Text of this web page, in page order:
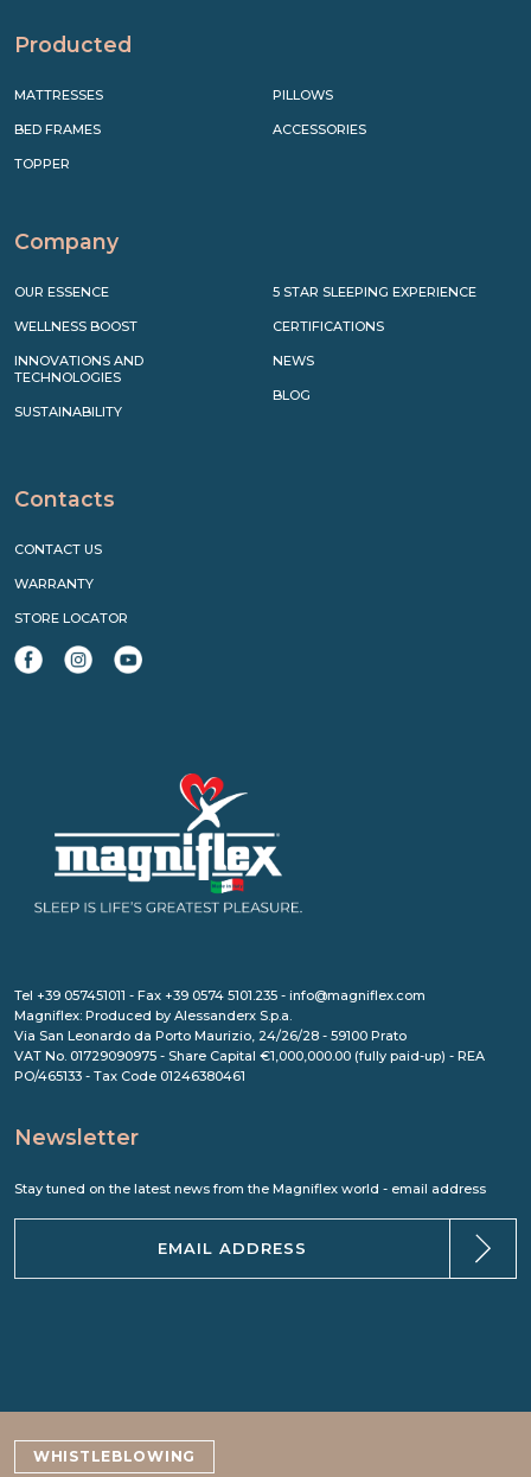
Producted
MATTRESSES
BED FRAMES
TOPPER
PILLOWS
ACCESSORIES
Company
OUR ESSENCE
WELLNESS BOOST
INNOVATIONS AND
TECHNOLOGIES
SUSTAINABILITY
5 STAR SLEEPING EXPERIENCE
CERTIFICATIONS
NEWS
BLOG
Contacts
CONTACT US
WARRANTY
STORE LOCATOR
Tel +39 057451011 - Fax +39 0574 5101.235 - info@magniflex.com
Magniflex: Produced by Alessanderx S.p.a.
Via San Leonardo da Porto Maurizio, 24/26/28 - 59100 Prato
VAT No. 01729090975 - Share Capital €1,000,000.00 (fully paid-up) - REA
PO/465133 - Tax Code 01246380461
Newsletter
Stay tuned on the latest news from the Magniflex world - email address
WHISTLEBLOWING